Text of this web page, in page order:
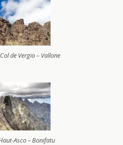
de Vergio – Vallone
Asco – Bonifatu